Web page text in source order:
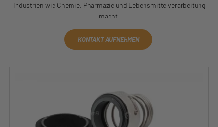
Industrien wie Chemie, Pharmazie und Lebensmittelverarbeitung
macht.
KONTAKT AUFNEHMEN